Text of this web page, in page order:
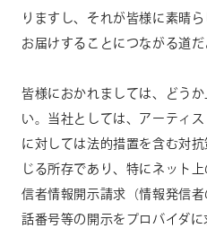
りますし、それが皆様に素晴
お届けすることにつながる道だ
皆様におかれましては、どう
い。当社としては、アーティ
に対しては法的措置を含む対
じる所存であり、特にネット
信者情報開示請求（情報発信
話番号等の開示をプロバイダ